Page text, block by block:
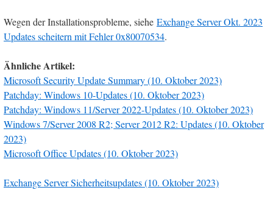
Wegen der Installationsprobleme, siehe Exchange Server Okt. 2023
Updates scheitern mit Fehler 0x80070534.
Ähnliche Artikel:
Microsoft Security Update Summary (10. Oktober 2023)
Patchday: Windows 10-Updates (10. Oktober 2023)
Patchday: Windows 11/Server 2022-Updates (10. Oktober 2023)
Windows 7/Server 2008 R2; Server 2012 R2: Updates (10. Oktober
2023)
Microsoft Office Updates (10. Oktober 2023)
Exchange Server Sicherheitsupdates (10. Oktober 2023)